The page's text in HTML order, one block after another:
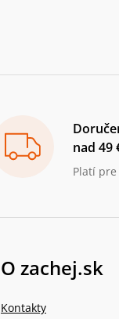
nad 49
Platí
O zachej.sk
Kontakty